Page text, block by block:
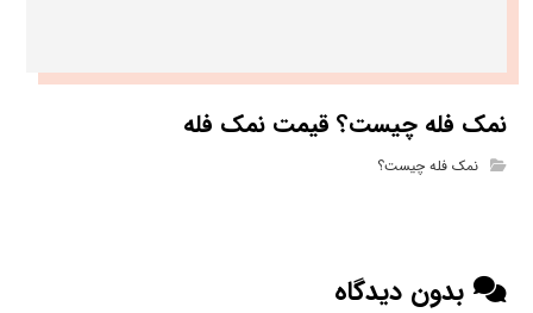
نمک فله چیست؟ قیمت نمک فله
نمک فله چیست؟
بدون دیدگاه